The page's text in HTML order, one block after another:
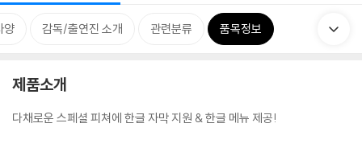
양 감독/출연진 소개 관련분류 품목정보
제품소개
다채로운 스페셜 피쳐에 한글 자막 지원 & 한글 메뉴 제공!